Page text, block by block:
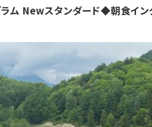
ム Newスタンダード◆朝食イ